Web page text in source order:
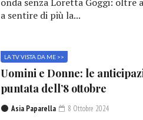
a sentire di più la...
LA TV VISTA DA ME >>
Uomini e Donne: le
puntata dell’8 ottobre
Asia Paparella 8 Ottobre 2024